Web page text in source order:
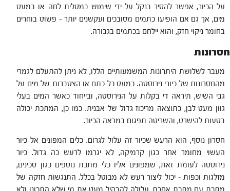
על הכיור, אפשר להסיר בנקל על ידי שימוש במטלית לחה או במעט
מים, אך גם אם הופיעו כתמים מסובכים ועקשנים יותר – פשוט בוחרים
בחומר ניקוי חזק, והוא יילחם בכתמים בגבורה.
חסרונות
מעבר לשלושת היתרונות המשמעותיים הללו, לא ניתן להתעלם לגמרי
מהחסרונות של כיורי נירוסטה. כמעט כל כתם או הצטברות של מים על
גבי השיש, תיראה די בקלות על הנירוסטה, ובייחוד כאשר המים בעלי
גוון מעט לבן, כתוצאה מריכוז גדול של אבנית. כמו כן, המתכת יכולה
בטעות להישרט, והשריטה תפגום במראה הכיור.
חסרון נוסף, הוא הרעש שכיור זה עלול לגרום. כלים המפונים אל כיור
העשוי מחומר אחר כגון קרמיקה, לא יגרמו לרעש כה גדול. כיור
נירוסטה לעומת זאת, שמפונים אליו כלי מתכת נוספים כגון סכינים,
מזלגות וכפות – יכול ליצור רעש לא מבוטל בכלל. התנגשות חזקה של